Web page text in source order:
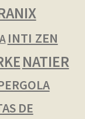
INTI ZEN
NATIER
DE